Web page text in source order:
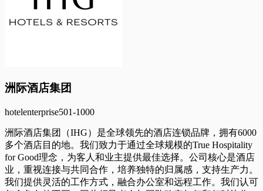
洲际酒店集团
hotelenterprise501-1000
洲际酒店集团（IHG）是全球领先的酒店连锁品牌，拥有6000
多个酒店目的地。我们致力于通过全球规模的True Hospitality
for Good理念，为客人和业主提供最佳选择。公司核心是酒店
业，重视连接与共同合作，培养独特的归属感，支持生产力。
我们提供灵活的工作方式，融合办公室和远程工作。我们认可